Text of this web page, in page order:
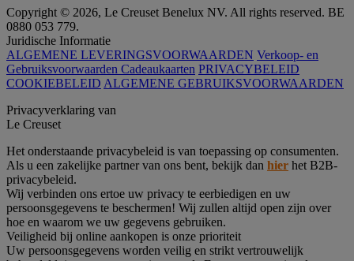
Copyright © 2026, Le Creuset Benelux NV. All rights reserved. BE
0880 053 779.
Juridische Informatie
ALGEMENE LEVERINGSVOORWAARDEN Verkoop- en
Gebruiksvoorwaarden Cadeaukaarten PRIVACYBELEID
COOKIEBELEID ALGEMENE GEBRUIKSVOORWAARDEN
Privacyverklaring van
Le Creuset
Het onderstaande privacybeleid is van toepassing op consumenten.
Als u een zakelijke partner van ons bent, bekijk dan hier het B2B-
privacybeleid.
Wij verbinden ons ertoe uw privacy te eerbiedigen en uw
persoonsgegevens te beschermen! Wij zullen altijd open zijn over
hoe en waarom we uw gegevens gebruiken.
Veiligheid bij online aankopen is onze prioriteit
Uw persoonsgegevens worden veilig en strikt vertrouwelijk